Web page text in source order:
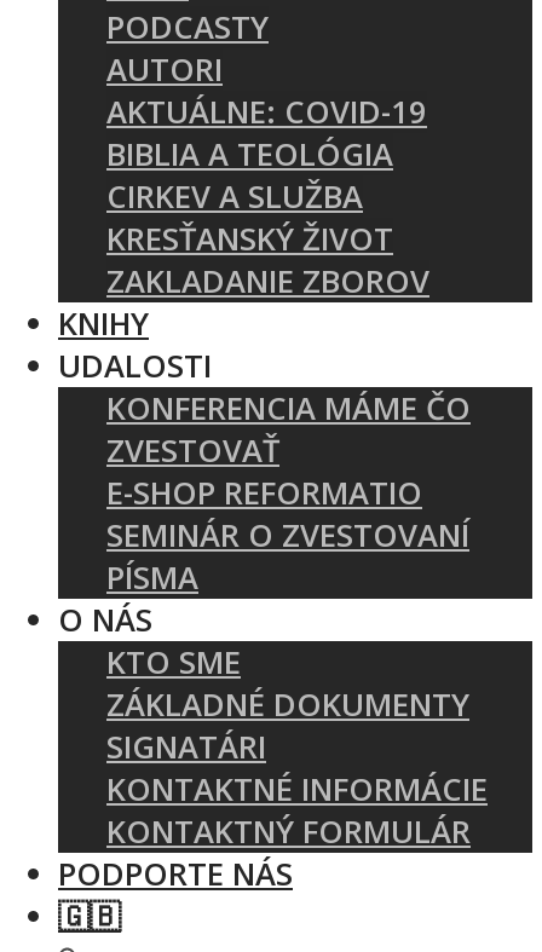
PODCASTY
AUTORI
AKTUÁLNE: COVID-19
BIBLIA A TEOLÓGIA
CIRKEV A SLUŽBA
KRESŤANSKÝ ŽIVOT
ZAKLADANIE ZBOROV
KNIHY
UDALOSTI
KONFERENCIA MÁME ČO
ZVESTOVAŤ
E-SHOP REFORMATIO
SEMINÁR O ZVESTOVANÍ
PÍSMA
O NÁS
KTO SME
ZÁKLADNÉ DOKUMENTY
SIGNATÁRI
KONTAKTNÉ INFORMÁCIE
KONTAKTNÝ FORMULÁR
PODPORTE NÁS
🇬🇧